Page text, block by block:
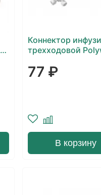
Коннектор
трехходовой
удлинителем
77 ₽
В корзину